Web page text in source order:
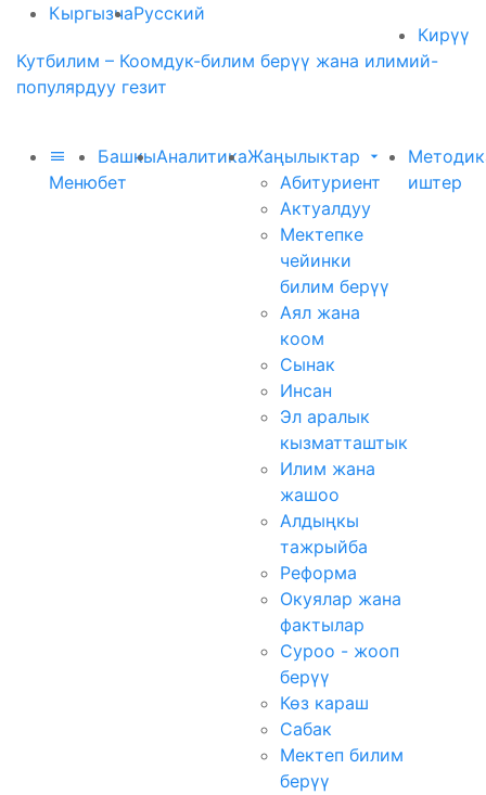
КыргызчаРусский
Кирүү
Кутбилим – Коомдук-билим берүү жана илимий-
популярдуу гезит
Меню
Башкы
бет
АналитикаЖаңылыктар
Абитуриент
Актуалдуу
Мектепке
чейинки
билим берүү
Аял жана
коом
Сынак
Инсан
Эл аралык
кызматташтык
Илим жана
жашоо
Алдыңкы
тажрыйба
Реформа
Окуялар жана
фактылар
Суроо - жооп
берүү
Көз караш
Сабак
Мектеп билим
берүү
иштер